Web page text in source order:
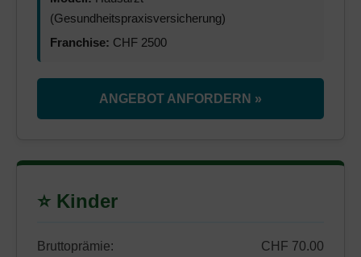
(Gesundheitspraxisversicherung)
Franchise: CHF 2500
ANGEBOT ANFORDERN »
⭐ Kinder
Bruttoprämie:
CHF 70.00